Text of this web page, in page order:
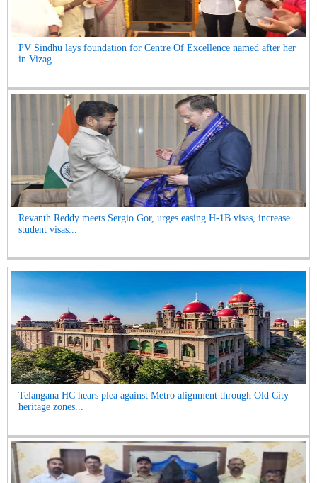
PV Sindhu lays foundation for Centre Of Excellence named after her
in Vizag...
Revanth Reddy meets Sergio Gor, urges easing H-1B visas, increase
student visas...
Telangana HC hears plea against Metro alignment through Old City
heritage zones...